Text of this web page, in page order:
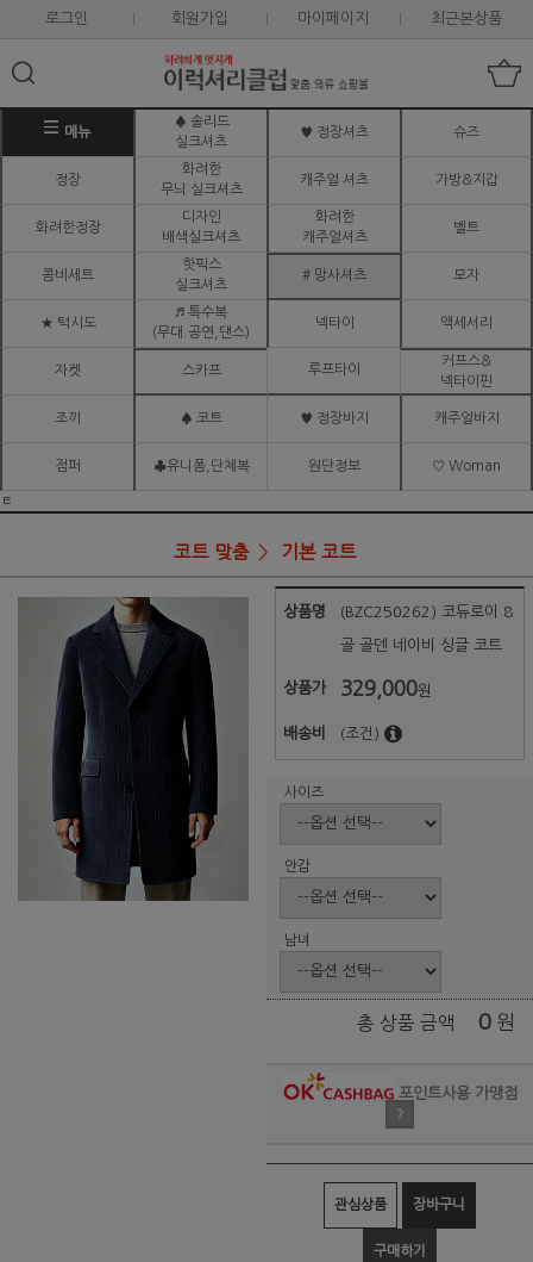
로그인 회원가입 마이페이지 최근본상품
메뉴
♠ 솔리드
실크셔츠
♥ 정장셔츠 슈즈
정장
화려한
무늬 실크셔츠
캐주얼 셔츠 가방&지갑
화려한정장
디자인
배색실크셔츠
화려한
캐주얼셔츠
벨트
콤비세트
핫픽스
실크셔츠
# 망사셔츠 모자
★ 턱시도
♬ 특수복
(무대.공연,댄스)
넥타이 액세서리
자켓 스카프 루프타이
커프스&
넥타이핀
조끼 ♠ 코트 ♥ 정장바지 캐주얼바지
점퍼 ♣유니폼,단체복 원단정보 ♡ Woman
ㅌ
코트 맞춤 기본 코트
상품명 (BZC250262) 코듀로이 8
골 골덴 네이비 싱글 코트
상품가 329,000원
배송비 (조건)
사이즈
안감
남녀
총 상품 금액 0 원
포인트사용 가맹점
?
관심상품 장바구니
구매하기